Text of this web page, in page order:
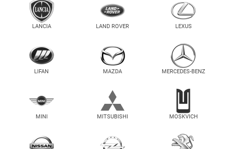
LANCIA LAND ROVER LEXUS
LIFAN MAZDA MERCEDES-BENZ
MINI MITSUBISHI MOSKVICH